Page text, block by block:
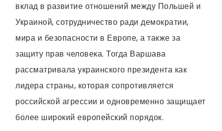
вклад в развитие отношений между Польшей и
Украиной, сотрудничество ради демократии,
мира и безопасности в Европе, а также за
защиту прав человека. Тогда Варшава
рассматривала украинского президента как
лидера страны, которая сопротивляется
российской агрессии и одновременно защищает
более широкий европейский порядок.